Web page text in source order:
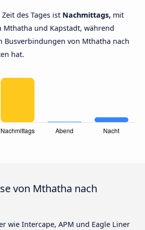
des Tages ist Nachmittags, mit
Mthatha und Kapstadt, während
Busverbindungen von Mthatha nach
hat.
von Mthatha nach
wie Intercape, APM und Eagle Liner